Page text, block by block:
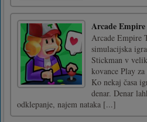
Arcade Empire
Arcade Empire
simulacijska
Stickman v
kovance Play
Ko nekaj časa
denar. Denar
odklepanje, najem nataka [...]